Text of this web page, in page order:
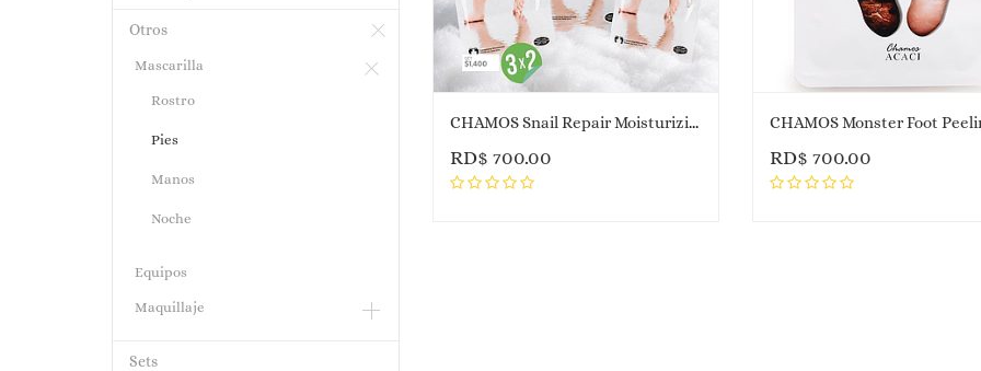
Otros
Mascarilla
Rostro
Pies
Manos
Noche
Equipos
Maquillaje
Sets
CHAMOS Snail Repair Moisturizing Foot Pack
RD$ 700.00 RD$ 700.00